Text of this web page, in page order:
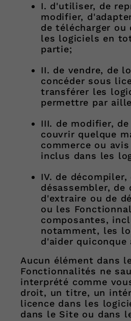
I. d'utiliser, de
modifier,
de télécharger
les logiciels en
partie;
II. de vendre, de
concéder sous
transférer les
permettre par
III. de modifier,
couvrir quelque
commerce ou
inclus dans les
IV. de décompiler,
désassembler, de
d'extraire ou de
ou les
composantes,
notamment, les
d'aider quiconque
Aucun élément dans
Fonctionnalités ne
interprété comme
droit, un titre, un
licence dans les
dans le Site ou dans